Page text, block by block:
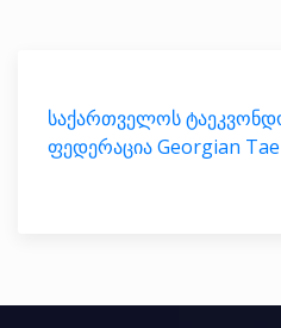
საქართველოს
ფედერაცია Georgian